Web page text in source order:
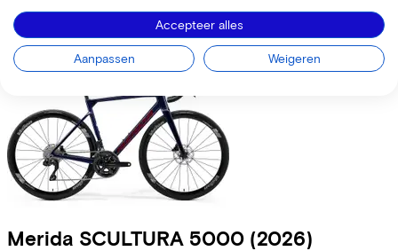
Merida SCULTURA 5000 (2026)
Accepteer alles
Aanpassen Weigeren